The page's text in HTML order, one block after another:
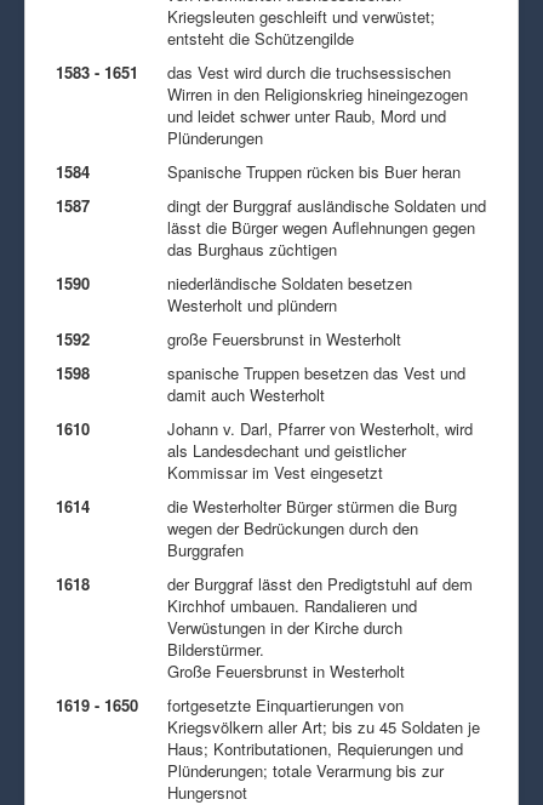
Kriegsleuten geschleift und verwüstet;
entsteht die Schützengilde
1583 - 1651
das Vest wird durch die truchsessischen
Wirren in den Religionskrieg hineingezogen
und leidet schwer unter Raub, Mord und
Plünderungen
1584
Spanische Truppen rücken bis Buer heran
1587
dingt der Burggraf ausländische Soldaten und
lässt die Bürger wegen Auflehnungen gegen
das Burghaus züchtigen
1590
niederländische Soldaten besetzen
Westerholt und plündern
1592
große Feuersbrunst in Westerholt
1598
spanische Truppen besetzen das Vest und
damit auch Westerholt
1610
Johann v. Darl, Pfarrer von Westerholt, wird
als Landesdechant und geistlicher
Kommissar im Vest eingesetzt
1614
die Westerholter Bürger stürmen die Burg
wegen der Bedrückungen durch den
Burggrafen
1618
der Burggraf lässt den Predigtstuhl auf dem
Kirchhof umbauen. Randalieren und
Verwüstungen in der Kirche durch
Bilderstürmer.
Große Feuersbrunst in Westerholt
1619 - 1650
fortgesetzte Einquartierungen von
Kriegsvölkern aller Art; bis zu 45 Soldaten je
Haus; Kontributationen, Requierungen und
Plünderungen; totale Verarmung bis zur
Hungersnot